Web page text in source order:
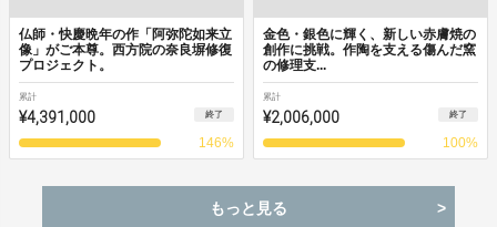
仏師・快慶晩年の作「阿弥陀如来立
像」がご本尊。西方院の奈良塀修復
プロジェクト。
累計
¥4,391,000 終了
146%
金色・銀色に輝く、新しい赤膚焼の
創作に挑戦。作陶を支える傷んだ窯
の修理支...
累計
¥2,006,000 終了
100%
もっと見る